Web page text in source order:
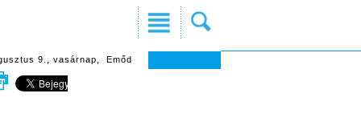
9., vasárnap, Emőd